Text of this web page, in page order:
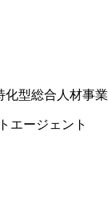
型総合人材事業
エージェント